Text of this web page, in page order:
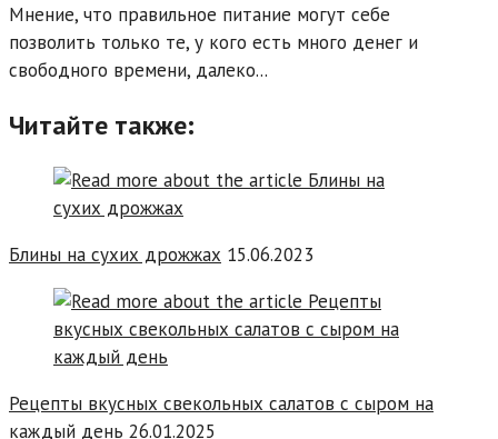
Мнение, что правильное питание могут себе
позволить только те, у кого есть много денег и
свободного времени, далеко...
Читайте также:
Блины на сухих дрожжах 15.06.2023
Рецепты вкусных свекольных салатов с сыром на
каждый день 26.01.2025